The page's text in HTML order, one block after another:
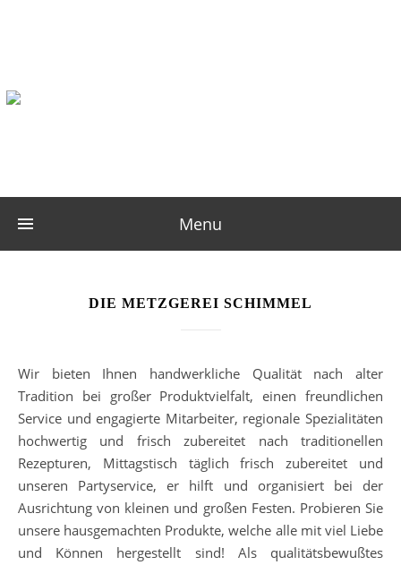
Menu
DIE METZGEREI SCHIMMEL
Wir bieten Ihnen handwerkliche Qualität nach alter
Tradition bei großer Produktvielfalt, einen freundlichen
Service und engagierte Mitarbeiter, regionale Spezialitäten
hochwertig und frisch zubereitet nach traditionellen
Rezepturen, Mittagstisch täglich frisch zubereitet und
unseren Partyservice, er hilft und organisiert bei der
Ausrichtung von kleinen und großen Festen. Probieren Sie
unsere hausgemachten Produkte, welche alle mit viel Liebe
und Können hergestellt sind! Als qualitätsbewußtes